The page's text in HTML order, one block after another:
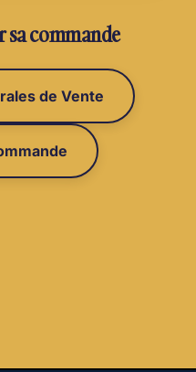
sa commande
de Vente